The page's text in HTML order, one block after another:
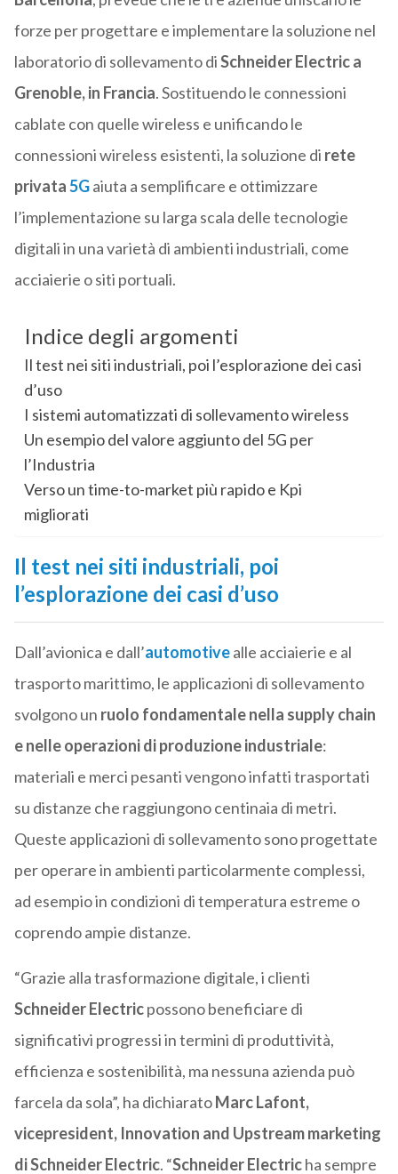
forze per progettare e implementare la soluzione nel
laboratorio di sollevamento diSchneider Electric a
Grenoble, in Francia. Sostituendo le connessioni
cablate con quelle wireless e unificando le
connessioni wireless esistenti, la soluzione di rete
privata5Gaiuta a semplificare e ottimizzare
l’implementazione su larga scala delle tecnologie
digitali in una varietà di ambienti industriali, come
acciaierie o siti portuali.
Indice degli argomenti
Il test nei siti industriali, poi l’esplorazione dei casi
d’uso
I sistemi automatizzati di sollevamento wireless
Un esempio del valore aggiunto del 5G per
l’Industria
Verso un time-to-market più rapido e Kpi
migliorati
Il test nei siti industriali, poi
l’esplorazione dei casi d’uso
Dall’avionica e dall’automotivealle acciaierie e al
trasporto marittimo, le applicazioni di sollevamento
svolgono un ruolo fondamentale nella supply chain
e nelle operazioni di produzione industriale:
materiali e merci pesanti vengono infatti trasportati
su distanze che raggiungono centinaia di metri.
Queste applicazioni di sollevamento sono progettate
per operare in ambienti particolarmente complessi,
ad esempio in condizioni di temperatura estreme o
coprendo ampie distanze.
“Grazie alla trasformazione digitale, i clienti
Schneider Electricpossono beneficiare di
significativi progressi in termini di produttività,
efficienza e sostenibilità, ma nessuna azienda può
farcela da sola”, ha dichiaratoMarc Lafont,
vicepresident, Innovation and Upstream marketing
di Schneider Electric. “Schneider Electricha sempre